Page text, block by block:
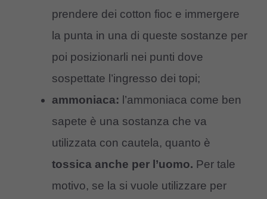
prendere dei cotton fioc e immergere
la punta in una di queste sostanze per
poi posizionarli nei punti dove
sospettate l’ingresso dei topi;
ammoniaca: l’ammoniaca come ben
sapete è una sostanza che va
utilizzata con cautela, quanto è
tossica anche per l’uomo. Per tale
motivo, se la si vuole utilizzare per